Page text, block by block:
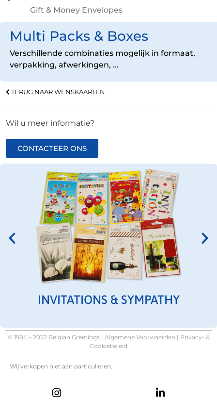
Gift & Money Envelopes
Multi Packs & Boxes
Verschillende combinaties mogelijk in formaat,
verpakking, afwerkingen, ...
TERUG NAAR WENSKAARTEN
Wil u meer informatie?
CONTACTEER ONS
INVITATIONS & SYMPATHY
© 1984 – 2022 Belgian Greetings | Algemene Voorwaarden | Privacy- &
Cookiebeleid
Wij verkopen niet aan particulieren.